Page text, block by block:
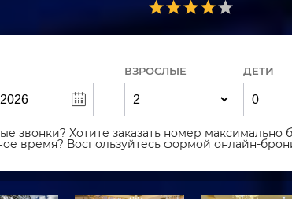
ВЗРОСЛЫЕ ДЕТИ
звонки? Хотите заказать номер максимально
время? Воспользуйтесь формой онлайн-